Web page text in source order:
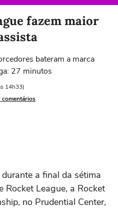
fazem maior
bateram a marca
27 minutos
14h33)
comentários
a final da sétima
Rocket League, a Rocket
no Prudential Center,